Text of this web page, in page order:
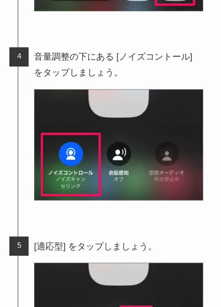
音量調整の下にある [ノイズコントール]
をタップしましょう。
[適応型] をタップしましょう。